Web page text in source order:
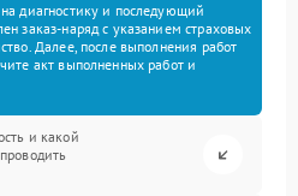
диагностику и последующий
заказ-наряд с указанием страховых
Далее, после выполнения работ
акт выполненных работ и
и какой